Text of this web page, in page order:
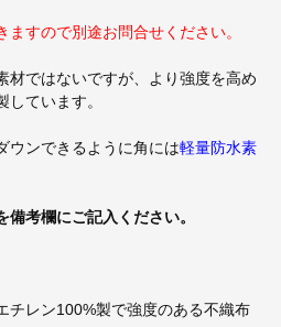
すので別途お問合せください。
材ではないですが、より強度を高め
ています。
ウンできるように角には軽量防水素
考欄にご記入ください。
チレン100%製で強度のある不織布